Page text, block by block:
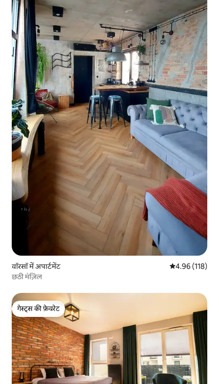
वॉरसॉ में अपार्टमेंट औसत रेटिंग 5 में से
4.96 (118)
छठी मंज़िल
गेस्ट्स की फ़ेवरेट
गेस्ट्स की फ़ेवरेट